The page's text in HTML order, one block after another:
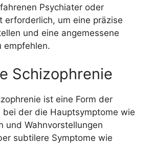
Psychiater oder
erforderlich, um eine präzise
und eine angemessene
empfehlen.
Schizophrenie
ist eine Form der
bei der die Hauptsymptome wie
und Wahnvorstellungen
subtilere Symptome wie